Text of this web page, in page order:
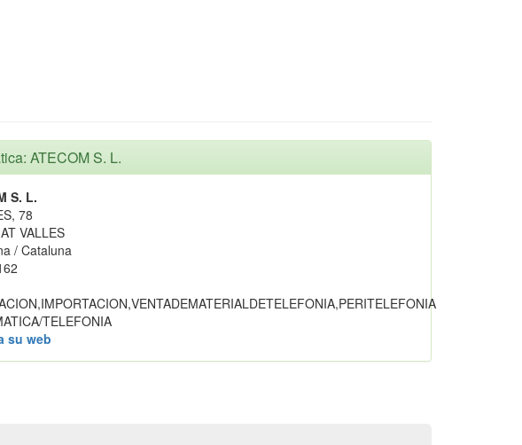
ATECOM S. L.
S. L.
78
VALLES
/ Cataluna
TELEFONIA
su web